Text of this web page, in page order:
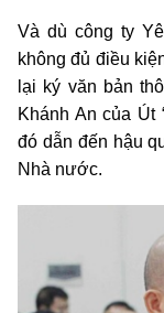
Và dù công ty
không đủ điều
lại ký văn bản
Khánh An của Út
đó dẫn đến hậu
Nhà nước.